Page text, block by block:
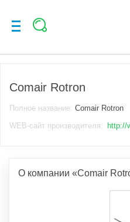
Comair Rotron
Полное название: Comair Rotron
WEB-сайт производителя:
http://
О компании «Comair